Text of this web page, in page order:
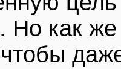
Но как